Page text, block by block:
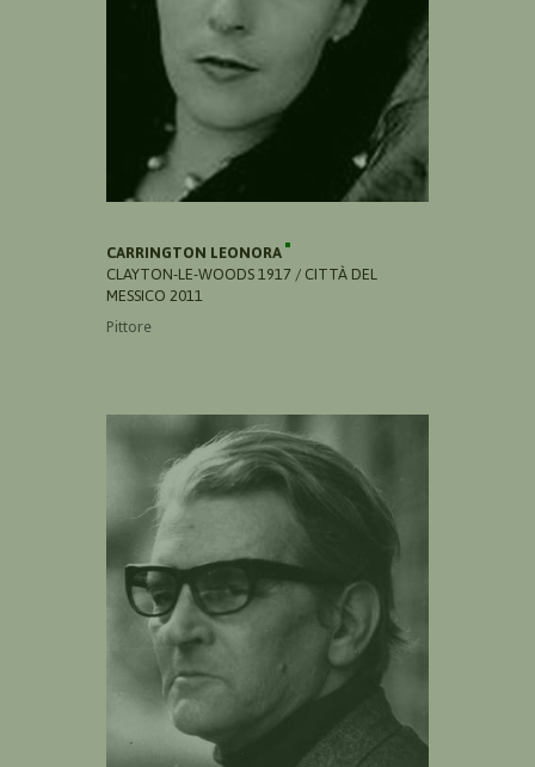
CARRINGTON LEONORA
CLAYTON-LE-WOODS 1917 / CITTÀ DEL
MESSICO 2011
Pittore